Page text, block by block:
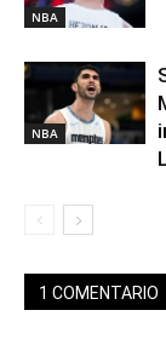
NBA
NBA
1 COMENTARIO